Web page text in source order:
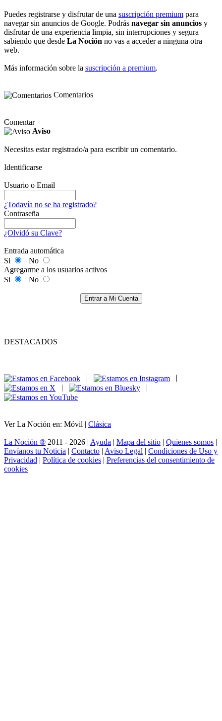
Puedes registrarse y disfrutar de una suscripción premium para
navegar sin anuncios de Google. Podrás navegar sin anuncios y
disfrutar de una experiencia limpia, sin interrupciones y segura
sabiendo que desde La Noción no vas a acceder a ninguna otra
web.
Más información sobre la suscripción a premium.
Comentarios
Comentar
Aviso
Necesitas estar registrado/a para escribir un comentario.
Identificarse
Usuario o Email
¿Todavía no se ha registrado?
Contraseña
¿Olvidó su Clave?
Entrada automática
Si
No
Agregarme a los usuarios activos
Si
No
Entrar a Mi Cuenta
DESTACADOS
|
|
Ver La Noción en: Móvil | Clásica
La Noción ® 2011 - 2026 | Ayuda | Mapa del sitio | Quienes somos |
Envíanos tu Noticia | Contacto | Aviso Legal | Condiciones de Uso y
Privacidad | Política de cookies | Preferencias del consentimiento de
cookies